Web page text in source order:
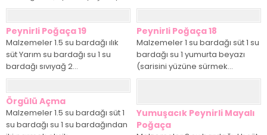
2,5 su bardağı...
Peynirli Poğaça 19
Malzemeler 1.5 su bardağı ılık
süt Yarım su bardağı su 1 su
bardağı sıvıyağ 2...
Peynirli Poğaça 18
Malzemeler 1 su bardağı süt 1 su
bardağı su 1 yumurta beyazı
(sarisini yüzüne sürmek...
Örgülü Açma
Malzemeler 1.5 su bardağı süt 1
su bardağı su 1 su bardağından
Yumuşacık Peynirli Mayalı
Poğaça